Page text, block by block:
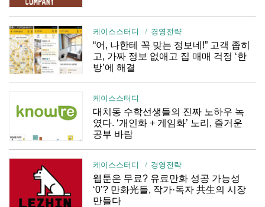
케이스스터디 경영전략
“어, 나한테 꼭 맞는 정보네!” 고객 좁히
고, 가짜 정보 없애고 집 매매 걱정 ‘한
방’에 해결
케이스스터디
대치동 수학선생들의 진짜 노하우 녹
였다. ‘개인화 + 게임화’ 노리, 즐거운
공부 바람
케이스스터디 경영전략
웹툰은 무료? 유료만화 성공 가능성
‘0’? 만화光들, 작가·독자 共生의 시장
만들다